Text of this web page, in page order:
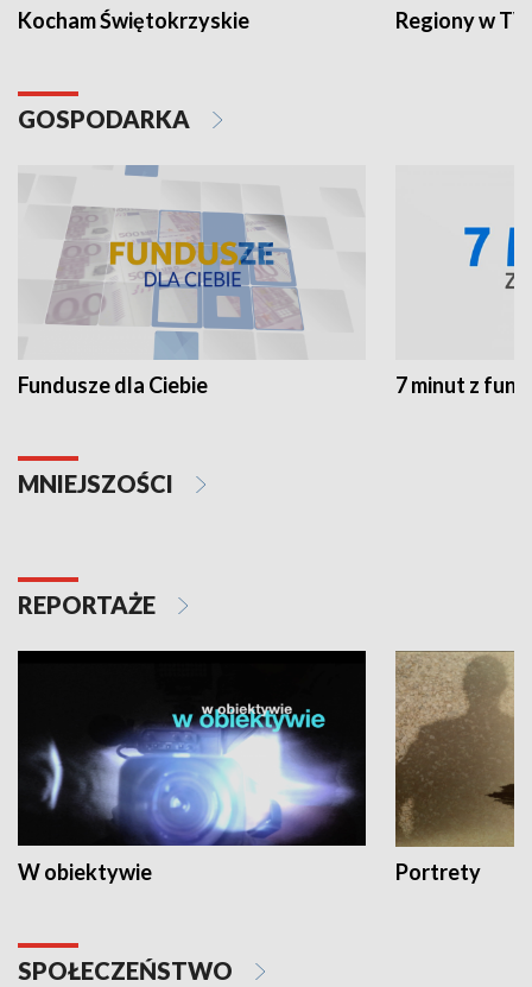
Kocham Świętokrzyskie Regiony w
GOSPODARKA
Fundusze dla Ciebie 7 minut z
MNIEJSZOŚCI
REPORTAŻE
W obiektywie Portrety
SPOŁECZEŃSTWO